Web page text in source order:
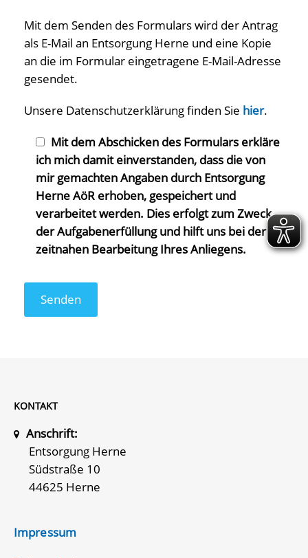
Mit dem Senden des Formulars wird der Antrag
als E-Mail an Entsorgung Herne und eine Kopie
an die im Formular eingetragene E-Mail-Adresse
gesendet.
Unsere Datenschutzerklärung finden Sie hier.
Mit dem Abschicken des Formulars erkläre
ich mich damit einverstanden, dass die von
mir gemachten Angaben durch Entsorgung
Herne AöR erhoben, gespeichert und
verarbeitet werden. Dies erfolgt zum Zweck
der Aufgabenerfüllung und hilft uns bei der
zeitnahen Bearbeitung Ihres Anliegens.
KONTAKT
Anschrift:
Entsorgung Herne
Südstraße 10
44625 Herne
Impressum